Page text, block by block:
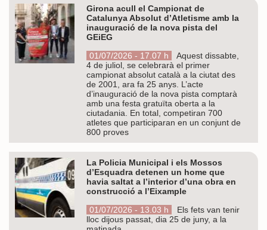
Girona acull el Campionat de
Catalunya Absolut d’Atletisme amb la
inauguració de la nova pista del
GEiEG
01/07/2026 - 17.07 h
Aquest dissabte,
4 de juliol, se celebrarà el primer
campionat absolut català a la ciutat des
de 2001, ara fa 25 anys. L’acte
d’inauguració de la nova pista comptarà
amb una festa gratuïta oberta a la
ciutadania. En total, competiran 700
atletes que participaran en un conjunt de
800 proves
La Policia Municipal i els Mossos
d’Esquadra detenen un home que
havia saltat a l’interior d’una obra en
construcció a l’Eixample
01/07/2026 - 13.03 h
Els fets van tenir
lloc dijous passat, dia 25 de juny, a la